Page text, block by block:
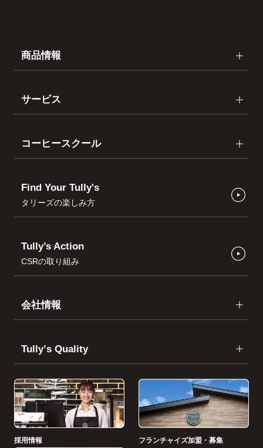
商品情報
サービス
コーヒースクール
Find Your Tully's
タリーズの楽しみ方
Tully’s Action
CSRの取り組み
会社情報
Tullyʼs Quality
採用情報 フランチャイズ加盟・募集